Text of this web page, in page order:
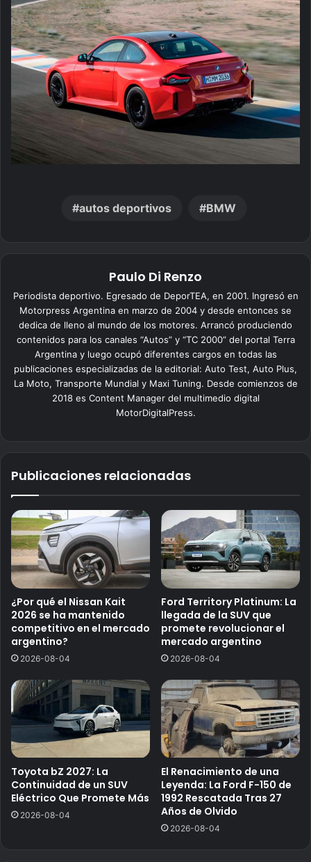
autos deportivos BMW
Paulo Di Renzo
Periodista deportivo. Egresado de DeporTEA, en 2001. Ingresó en
Motorpress Argentina en marzo de 2004 y desde entonces se
dedica de lleno al mundo de los motores. Arrancó produciendo
contenidos para los canales “Autos” y “TC 2000” del portal Terra
Argentina y luego ocupó diferentes cargos en todas las
publicaciones especializadas de la editorial: Auto Test, Auto Plus,
La Moto, Transporte Mundial y Maxi Tuning. Desde comienzos de
2018 es Content Manager del multimedio digital
MotorDigitalPress.
Publicaciones relacionadas
¿Por qué el Nissan Kait
2026 se ha mantenido
competitivo en el mercado
argentino?
2026-08-04
Ford Territory Platinum: La
llegada de la SUV que
promete revolucionar el
mercado argentino
2026-08-04
Toyota bZ 2027: La
Continuidad de un SUV
Eléctrico Que Promete Más
2026-08-04
El Renacimiento de una
Leyenda: La Ford F-150 de
1992 Rescatada Tras 27
Años de Olvido
2026-08-04